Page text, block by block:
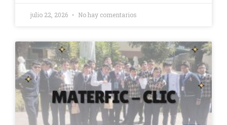
julio 22, 2026 No hay comentarios